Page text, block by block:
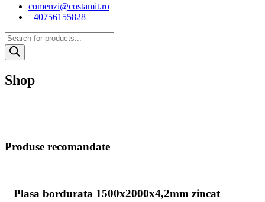
comenzi@costamit.ro
+40756155828
Products
search
Shop
Plasa bordurata 1500x2000x4,2mm zincat
Produse recomandate